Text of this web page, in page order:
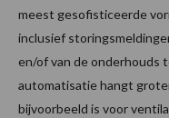
meest gesofisticeerde
inclusief
en/of van de onderhouds
automatisatie hangt
bijvoorbeeld is voor